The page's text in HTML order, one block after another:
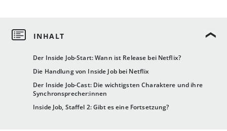
Der Inside Job-Start: Wann ist Release bei Netflix?
Die Handlung von Inside Job bei Netflix
Der Inside Job-Cast: Die wichtigsten Charaktere und ihre
Synchronsprecher:innen
Inside Job, Staffel 2: Gibt es eine Fortsetzung?